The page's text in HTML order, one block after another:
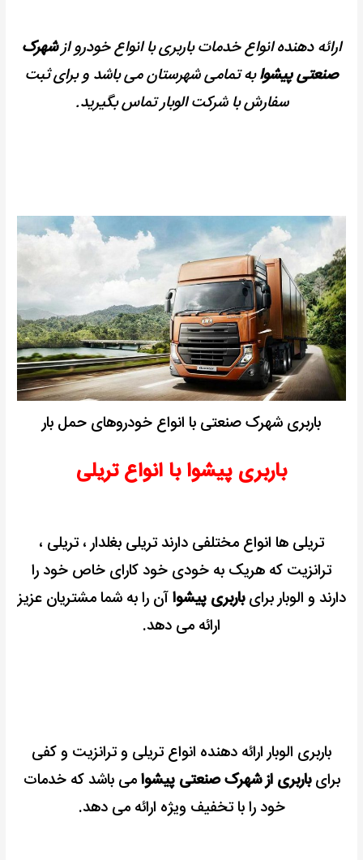
ارائه دهنده انواع خدمات باربری با انواع خودرو ازشهرک
صنعتی پیشوابه تمامی شهرستان می باشد و برای ثبت
سفارش با شرکت الوبار تماس بگیرید.
باربری شهرک صنعتی با انواع خودروهای حمل بار
باربری پیشوا با انواع تریلی
تریلی ها انواع مختلفی دارند تریلی بغلدار ، تریلی ،
ترانزیت که هریک به خودی خود کارای خاص خود را
دارند و الوبار برایباربری پیشواآن را به شما مشتریان عزیز
ارائه می دهد.
باربری الوبار ارائه دهنده انواع تریلی و ترانزیت و کفی
برایباربری از شهرک صنعتی پیشوامی باشد که خدمات
خود را با تخفیف ویژه ارائه می دهد.